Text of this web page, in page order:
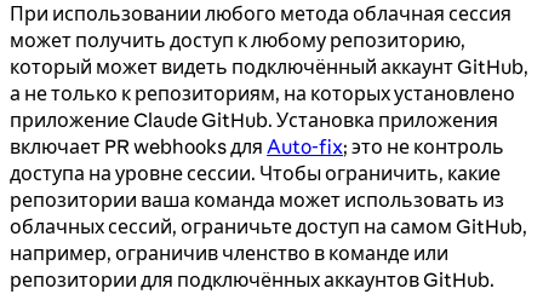
При использовании любого метода облачная сессия
может получить доступ к любому репозиторию,
который может видеть подключённый аккаунт GitHub,
а не только к репозиториям, на которых установлено
приложение Claude GitHub. Установка приложения
включает PR webhooks для Auto-fix; это не контроль
доступа на уровне сессии. Чтобы ограничить, какие
репозитории ваша команда может использовать из
облачных сессий, ограничьте доступ на самом GitHub,
например, ограничив членство в команде или
репозитории для подключённых аккаунтов GitHub.